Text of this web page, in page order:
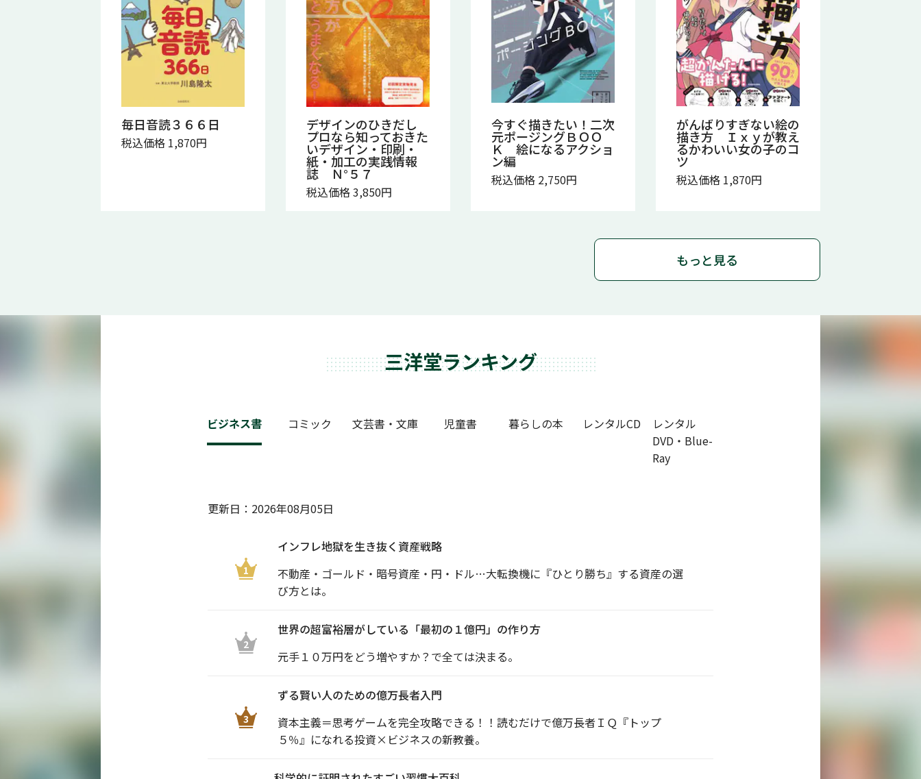
毎日音読３６６日
税込価格 1,870円
デザインのひきだし
プロなら知っておきた
いデザイン・印刷・
紙・加工の実践情報
誌 Ｎ°５７
税込価格 3,850円
今すぐ描きたい！二次
元ポージングＢＯＯ
Ｋ 絵になるアクショ
ン編
税込価格 2,750円
がんばりすぎない絵の
描き方 Ｉｘｙが教え
るかわいい女の子のコ
ツ
税込価格 1,870円
もっと見る
三洋堂ランキング
ビジネス書 コミック 文芸書・文庫 児童書 暮らしの本 レンタルCD
レンタル
DVD・Blue-
Ray
更新日： 2026年08月05日
1
インフレ地獄を生き抜く資産戦略
不動産・ゴールド・暗号資産・円・ドル…大転換機に『ひとり勝ち』する資産の選
び方とは。
2
世界の超富裕層がしている「最初の１億円」の作り方
元手１０万円をどう増やすか？で全ては決まる。
3
ずる賢い人のための億万長者入門
資本主義＝思考ゲームを完全攻略できる！！読むだけで億万長者ＩＱ『トップ
５％』になれる投資×ビジネスの新教養。